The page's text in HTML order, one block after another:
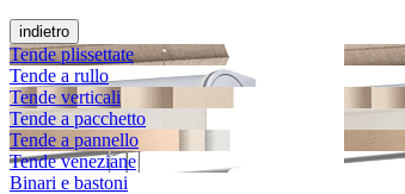
indietro
Tende plissettate
Tende a rullo
Tende verticali
Tende a pacchetto
Tende a pannello
Tende veneziane
Binari e bastoni